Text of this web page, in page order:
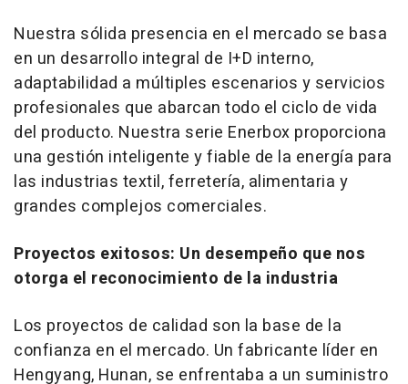
Nuestra sólida presencia en el mercado se basa
en un desarrollo integral de I+D interno,
adaptabilidad a múltiples escenarios y servicios
profesionales que abarcan todo el ciclo de vida
del producto. Nuestra serie Enerbox proporciona
una gestión inteligente y fiable de la energía para
las industrias textil, ferretería, alimentaria y
grandes complejos comerciales.
Proyectos exitosos: Un desempeño que nos
otorga el reconocimiento de la industria
Los proyectos de calidad son la base de la
confianza en el mercado. Un fabricante líder en
Hengyang, Hunan, se enfrentaba a un suministro